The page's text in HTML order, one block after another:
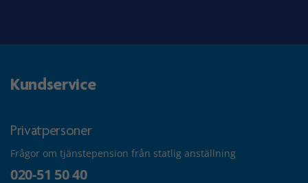
Kundservice
Privatpersoner
Frågor om tjänstepension från statlig anställning
020-51 50 40